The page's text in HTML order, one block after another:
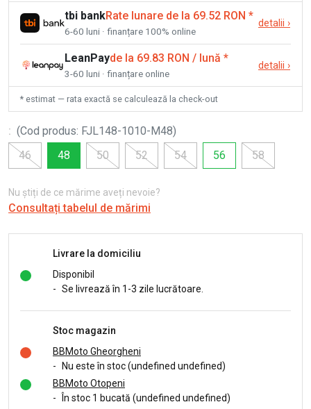
tbi bankRate lunare de la 69.52 RON *
6-60 luni · finanțare 100% online
detalii ›
LeanPayde la 69.83 RON / lună *
3-60 luni · finanțare online
detalii ›
* estimat — rata exactă se calculează la check-out
: (Cod produs: FJL148-1010-M48)
46
48 50 52 54 56 58
Nu știți de ce mărime aveți nevoie?
Consultați tabelul de mărimi
Livrare la domiciliu
Disponibil
- Se livrează în 1-3 zile lucrătoare.
Stoc magazin
BBMoto Gheorgheni
-
Nu este în stoc (undefined undefined)
BBMoto Otopeni
-
În stoc 1 bucată (undefined undefined)